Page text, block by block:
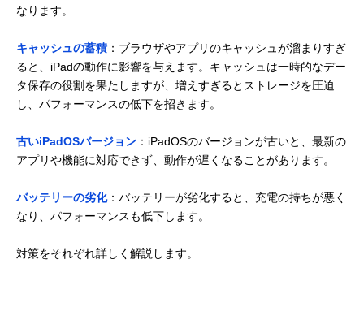
なります。
キャッシュの蓄積 ：ブラウザやアプリのキャッシュが溜まりすぎ
ると、iPadの動作に影響を与えます。キャッシュは一時的なデー
タ保存の役割を果たしますが、増えすぎるとストレージを圧迫
し、パフォーマンスの低下を招きます。
古いiPadOSバージョン ：iPadOSのバージョンが古いと、最新の
アプリや機能に対応できず、動作が遅くなることがあります。
バッテリーの劣化：バッテリーが劣化すると、充電の持ちが悪く
なり、パフォーマンスも低下します。
対策をそれぞれ詳しく解説します。